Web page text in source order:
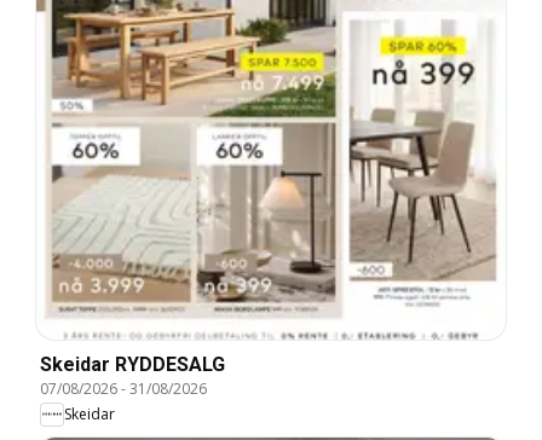
Skeidar RYDDESALG
07/08/2026-31/08/2026
Skeidar